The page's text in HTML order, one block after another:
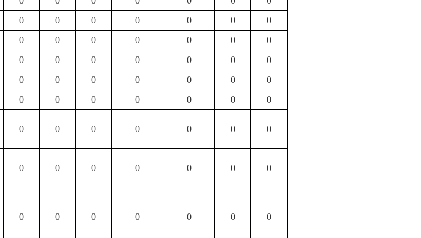
0 0 0 0 0 0 0
0 0 0 0 0 0
0
0 0 0 0 0 0
0
0 0 0 0 0 0
0
0 0 0 0 0 0
0
0 0 0 0 0 0 0
0 0 0 0 0 0 0
0 0 0 0 0 0 0